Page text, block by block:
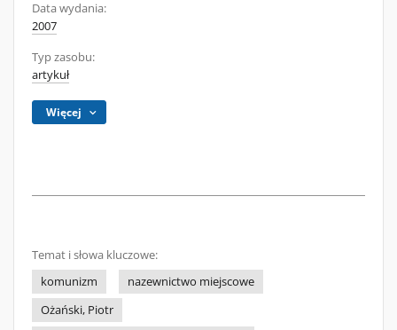
Data wydania:
2007
Typ zasobu:
artykuł
Więcej
Temat i słowa kluczowe:
komunizm
nazewnictwo miejscowe
Ożański, Piotr